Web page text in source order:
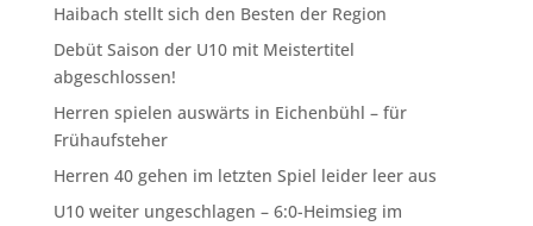
Haibach stellt sich den Besten der Region
Debüt Saison der U10 mit Meistertitel
abgeschlossen!
Herren spielen auswärts in Eichenbühl – für
Frühaufsteher
Herren 40 gehen im letzten Spiel leider leer aus
U10 weiter ungeschlagen – 6:0-Heimsieg im